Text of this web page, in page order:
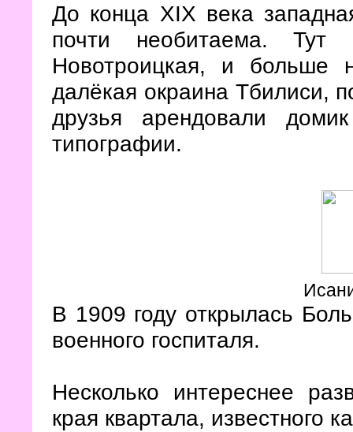
До конца XIX века
почти необитаема. Тут
Новотроицкая, и
далёкая окраина Тбилиси,
друзья арендовали
типографии.
В 1909 году открылась
военного госпиталя.
Несколько интереснее
края квартала, известного